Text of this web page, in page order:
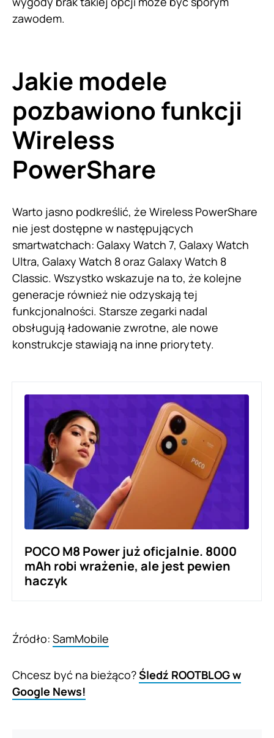
zawodem.
Jakie modele
pozbawiono funkcji
Wireless
PowerShare
Warto jasno podkreślić, że Wireless PowerShare
nie jest dostępne w następujących
smartwatchach: Galaxy Watch 7, Galaxy Watch
Ultra, Galaxy Watch 8 oraz Galaxy Watch 8
Classic. Wszystko wskazuje na to, że kolejne
generacje również nie odzyskają tej
funkcjonalności. Starsze zegarki nadal
obsługują ładowanie zwrotne, ale nowe
konstrukcje stawiają na inne priorytety.
POCO M8 Power już oficjalnie. 8000
mAh robi wrażenie, ale jest pewien
haczyk
Źródło: SamMobile
Chcesz być na bieżąco?Śledź ROOTBLOG w
Google News!